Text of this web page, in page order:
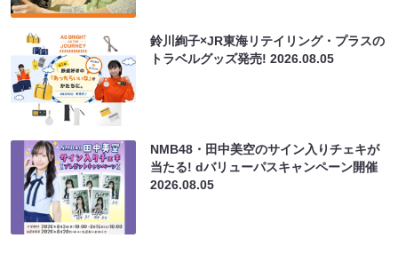
鈴川絢子×JR東海リテイリング・プラスの
トラベルグッズ発売!2026.08.05
NMB48・田中美空のサイン入りチェキが
当たる! dバリューパスキャンペーン開催
2026.08.05